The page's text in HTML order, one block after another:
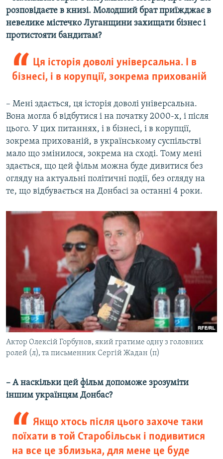
розповідаєте в книзі. Молодший брат приїжджає в
невелике містечко Луганщини захищати бізнес і
протистояти бандитам?
Ця історія доволі універсальна. І в
бізнесі, і в корупції, зокрема прихованій
– Мені здається, ця історія доволі універсальна.
Вона могла б відбутися і на початку 2000-х, і після
цього. У цих питаннях, і в бізнесі, і в корупції,
зокрема прихованій, в українському суспільстві
мало що змінилося, зокрема на сході. Тому мені
здається, що цей фільм можна буде дивитися без
огляду на актуальні політичні події, без огляду на
те, що відбувається на Донбасі за останні 4 роки.
Актор Олексій Горбунов, який гратиме одну з головних
ролей (л), та письменник Сергій Жадан (п)
– А наскільки цей фільм допоможе зрозуміти
іншим українцям Донбас?
Якщо хтось після цього захоче таки
поїхати в той Старобільськ і подивитися
на все це зблизька, для мене це буде